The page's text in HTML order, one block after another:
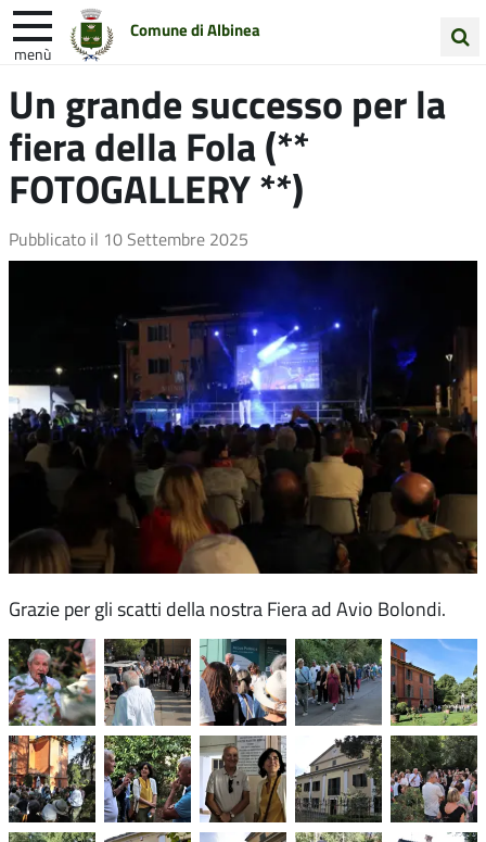
Comune di Albinea
menù
nel
sito
Entra in Comune
Unione Colline Matildiche
Un grande successo per la
fiera della Fola (**
FOTOGALLERY **)
Pubblicato il 10 Settembre 2025
Grazie per gli scatti della nostra Fiera ad Avio Bolondi.